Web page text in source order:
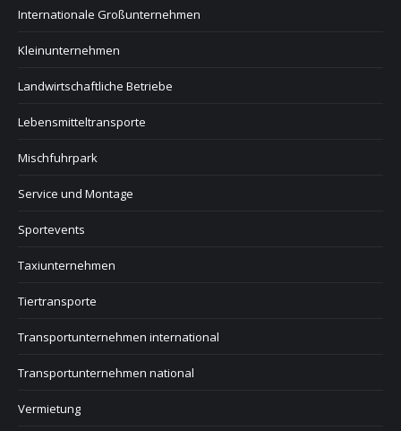
Internationale Großunternehmen
Kleinunternehmen
Landwirtschaftliche Betriebe
Lebensmitteltransporte
Mischfuhrpark
Service und Montage
Sportevents
Taxiunternehmen
Tiertransporte
Transportunternehmen international
Transportunternehmen national
Vermietung